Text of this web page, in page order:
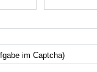
im Captcha)